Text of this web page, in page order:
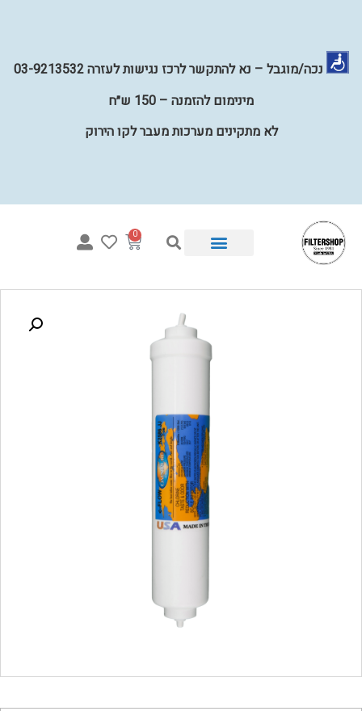
נכה/מוגבל – נא להתקשר לרכז נגישות לעזרה 03-9213532
מינימום להזמנה – 150 ש״ח
לא מתקינים מערכות מעבר לקו הירוק
0